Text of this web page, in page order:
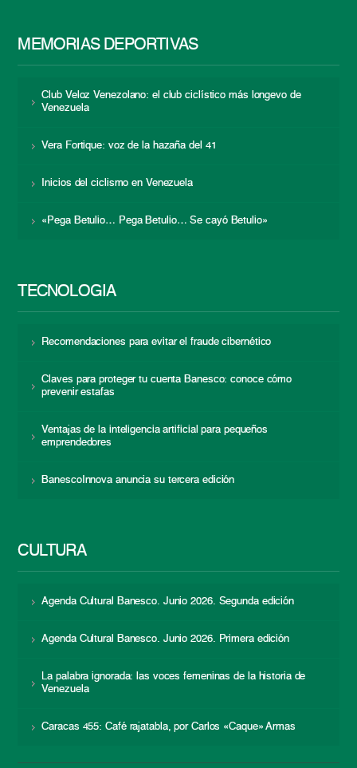
MEMORIAS DEPORTIVAS
Club Veloz Venezolano: el club ciclístico más longevo de
Venezuela
Vera Fortique: voz de la hazaña del 41
Inicios del ciclismo en Venezuela
«Pega Betulio… Pega Betulio… Se cayó Betulio»
TECNOLOGÍA
Recomendaciones para evitar el fraude cibernético
Claves para proteger tu cuenta Banesco: conoce cómo
prevenir estafas
Ventajas de la inteligencia artificial para pequeños
emprendedores
BanescoInnova anuncia su tercera edición
CULTURA
Agenda Cultural Banesco. Junio 2026. Segunda edición
Agenda Cultural Banesco. Junio 2026. Primera edición
La palabra ignorada: las voces femeninas de la historia de
Venezuela
Caracas 455: Café rajatabla, por Carlos «Caque» Armas